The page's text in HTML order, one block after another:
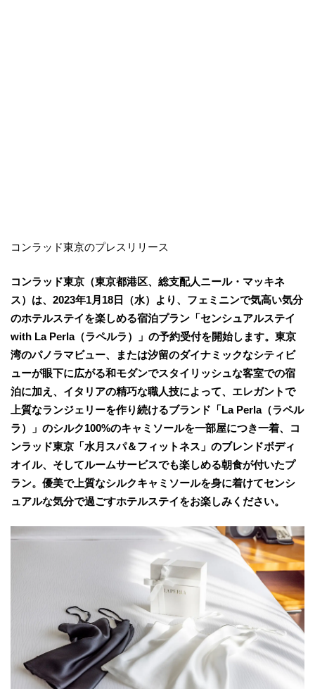
コンラッド東京のプレスリリース
コンラッド東京（東京都港区、総支配人ニール・マッキネ
ス）は、2023年1月18日（水）より、フェミニンで気高い気分
のホテルステイを楽しめる宿泊プラン「センシュアルステイ
with La Perla（ラペルラ）」の予約受付を開始します。東京
湾のパノラマビュー、または汐留のダイナミックなシティビ
ューが眼下に広がる和モダンでスタイリッシュな客室での宿
泊に加え、イタリアの精巧な職人技によって、エレガントで
上質なランジェリーを作り続けるブランド「La Perla（ラペル
ラ）」のシルク100%のキャミソールを一部屋につき一着、コ
ンラッド東京「水月スパ＆フィットネス」のブレンドボディ
オイル、そしてルームサービスでも楽しめる朝食が付いたプ
ラン。優美で上質なシルクキャミソールを身に着けてセンシ
ュアルな気分で過ごすホテルステイをお楽しみください。